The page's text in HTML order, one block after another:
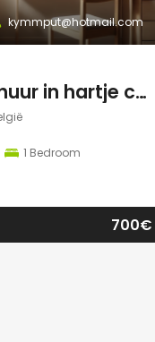
kymmput@hotmail.com
Prachtig kot te huur in hartje centrum Leuven
1 Bedroom
700€